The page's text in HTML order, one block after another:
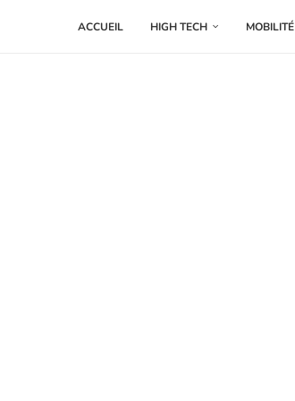
ACCUEIL HIGH TECH MOBILITÉ